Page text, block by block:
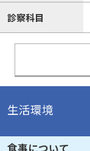
診察科目
生活環境